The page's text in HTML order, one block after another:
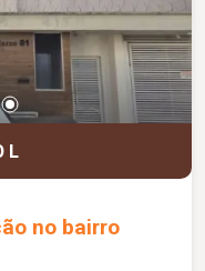
L
no bairro